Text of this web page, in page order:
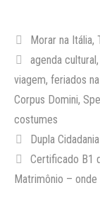
Categorias
Morar na Itália,
Tags
agenda cultural,
viagem, feriados
Corpus Domini,
costumes
Dupla
Certificado B1
Matrimônio –